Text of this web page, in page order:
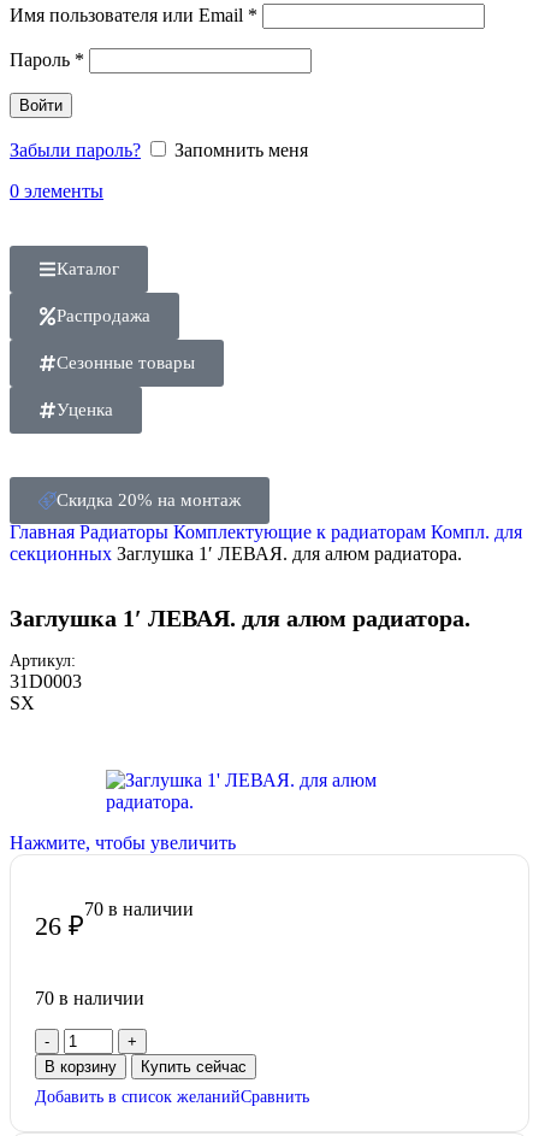
Имя пользователя или Email *
Пароль *
Войти
Забыли пароль?
Запомнить меня
0 элементы
Каталог
Распродажа
Сезонные товары
Уценка
Скидка 20% на монтаж
Главная Радиаторы Комплектующие к радиаторам Компл. для
секционных Заглушка 1′ ЛЕВАЯ. для алюм радиатора.
Заглушка 1′ ЛЕВАЯ. для алюм радиатора.
Артикул:
31D0003
SX
Нажмите, чтобы увеличить
26 ₽
70 в наличии
70 в наличии
В корзину
Купить сейчас
Добавить в список желанийСравнить